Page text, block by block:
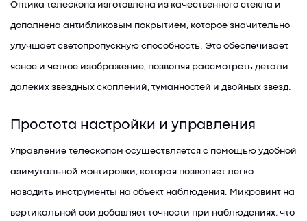
Оптика телеcкопа изготовлена из качественного стекла и
дополнена антибликовым покрытием, которое значительно
улучшает светопропускную способность. Это обеспечивает
ясное и четкое изображение, позволяя рассмотреть детали
далеких звёздных скоплений, туманностей и двойных звезд.
Простота настройки и управления
Управление телескопом осуществляется с помощью удобной
азимутальной монтировки, которая позволяет легко
наводить инструменты на объект наблюдения. Микровинт на
вертикальной оси добавляет точности при наблюдениях, что